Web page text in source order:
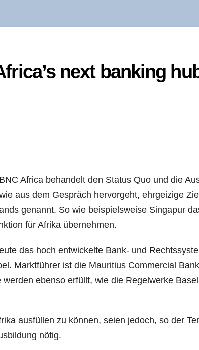
next ban­king
Afri­ca behan­delt den Sta­tus Quo und die
aus dem Gespräch her­vor­geht, ehr­gei­zi­ge
genannt. So wie bei­spiels­wei­se Sin­ga­pur
für Afri­ka übernehmen.
das hoch ent­wi­ckel­te Bank- und
Markt­füh­rer ist die Mau­ri­ti­us Com­mer­cial
eben­so erfüllt, wie die Regel­wer­ke
aus­fül­len zu kön­nen, sei­en jedoch, so der
nötig.